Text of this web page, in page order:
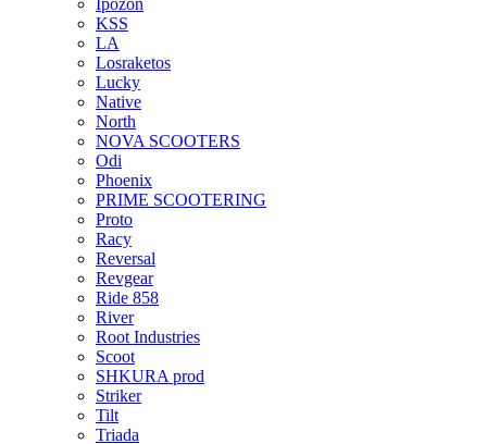
Ipozon
KSS
LA
Losraketos
Lucky
Native
North
NOVA SCOOTERS
Odi
Phoenix
PRIME SCOOTERING
Proto
Racy
Reversal
Revgear
Ride 858
River
Root Industries
Scoot
SHKURA рrоd
Striker
Tilt
Triada